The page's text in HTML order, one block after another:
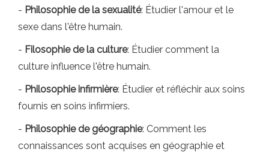
- Philosophie de la sexualité: Étudier l'amour et le
sexe dans l'être humain.
- Filosophie de la culture: Étudier comment la
culture influence l'être humain.
- Philosophie infirmière: Étudier et réfléchir aux soins
fournis en soins infirmiers.
- Philosophie de géographie: Comment les
connaissances sont acquises en géographie et